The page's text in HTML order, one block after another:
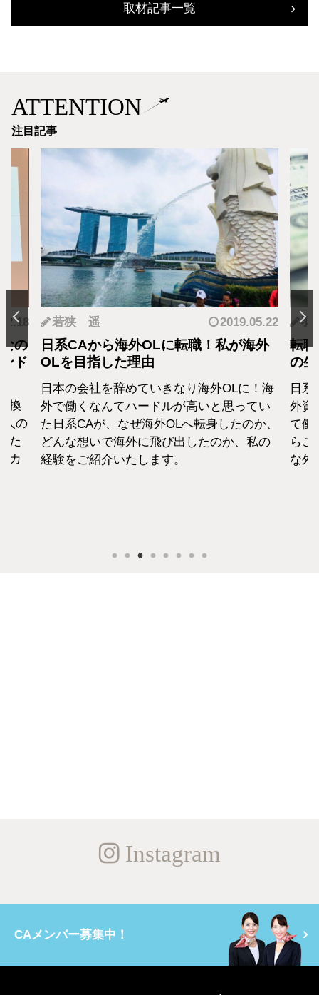
取材記事一覧
ATTENTION
注目記事
の
ド
換
人の
た
カ
若狭 遥 2019.05.22
日系CAから海外OLに転職！私が海外
OLを目指した理由
日本の会社を辞めていきなり海外OLに！海
外で働くなんてハードルが高いと思ってい
た日系CAが、なぜ海外OLへ転身したのか、
どんな想いで海外に飛び出したのか、私の
経験をご紹介いたします。
羽
転
の
日
外資
て働
らこ
な外
Instagram
CAメンバー募集中！